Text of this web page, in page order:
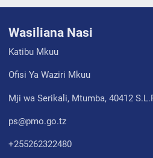
Wasiliana Nasi
Katibu Mkuu
Ofisi Ya Waziri Mkuu
Mji wa Serikali, Mtumba, 40412
ps@pmo.go.tz
+255262322480